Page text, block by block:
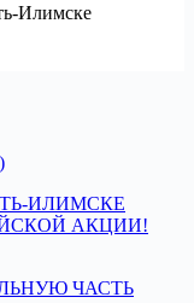
Илимске
ИЛИМСКЕ
АКЦИИ!
ЧАСТЬ